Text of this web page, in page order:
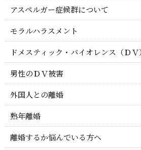
アスペルガー症候群について
モラルハラスメント
ドメスティック・バイオレンス（Ｄ
男性のＤＶ被害
外国人との離婚
熟年離婚
離婚するか悩んでいる方へ